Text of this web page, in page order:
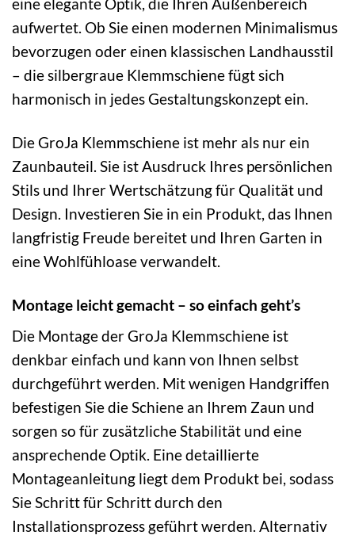
aufwertet. Ob Sie einen modernen Minimalismus
bevorzugen oder einen klassischen Landhausstil
– die silbergraue Klemmschiene fügt sich
harmonisch in jedes Gestaltungskonzept ein.
Die GroJa Klemmschiene ist mehr als nur ein
Zaunbauteil. Sie ist Ausdruck Ihres persönlichen
Stils und Ihrer Wertschätzung für Qualität und
Design. Investieren Sie in ein Produkt, das Ihnen
langfristig Freude bereitet und Ihren Garten in
eine Wohlfühloase verwandelt.
Montage leicht gemacht – so einfach geht’s
Die Montage der GroJa Klemmschiene ist
denkbar einfach und kann von Ihnen selbst
durchgeführt werden. Mit wenigen Handgriffen
befestigen Sie die Schiene an Ihrem Zaun und
sorgen so für zusätzliche Stabilität und eine
ansprechende Optik. Eine detaillierte
Montageanleitung liegt dem Produkt bei, sodass
Sie Schritt für Schritt durch den
Installationsprozess geführt werden. Alternativ